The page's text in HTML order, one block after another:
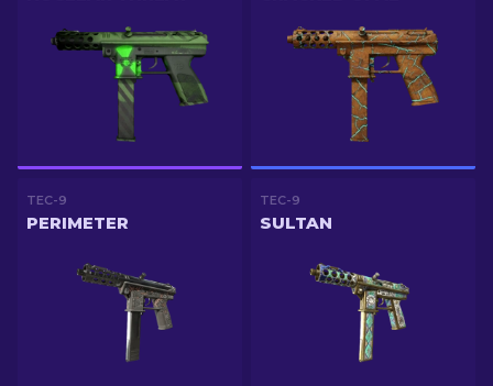
TEC-9
PERIMETER
TEC-9
SULTAN